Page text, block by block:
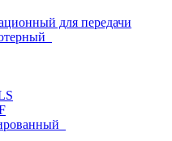
для передачи